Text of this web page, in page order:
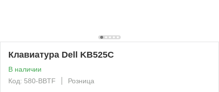
Клавиатура Dell KB525C
В наличии
Код: 580-BBTF
Розница